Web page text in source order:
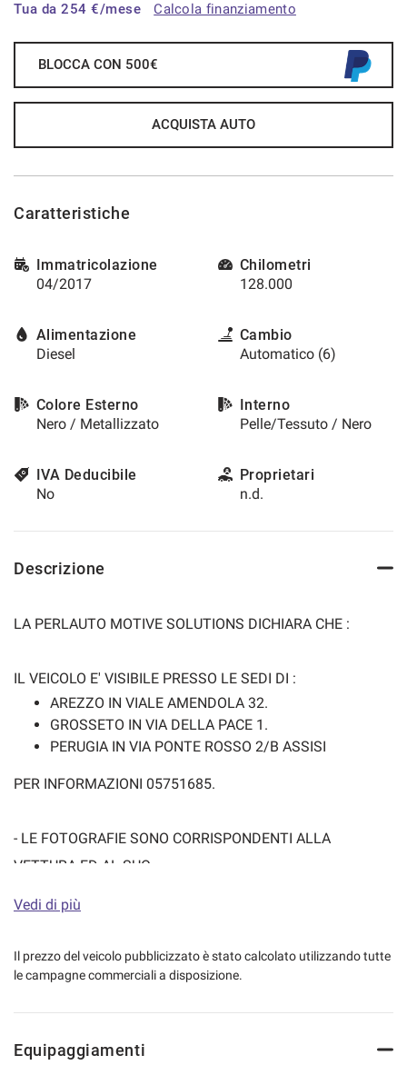
Tua da254 €/mese Calcola finanziamento
BLOCCA CON 500€
ACQUISTA AUTO
Caratteristiche
Immatricolazione
04/2017
Chilometri
128.000
Alimentazione
Diesel
Cambio
Automatico (6)
Colore Esterno
Nero / Metallizzato
Interno
Pelle/Tessuto / Nero
IVA Deducibile
No
Proprietari
n.d.
Descrizione
LA PERLAUTO MOTIVE SOLUTIONS DICHIARA CHE :
IL VEICOLO E' VISIBILE PRESSO LE SEDI DI :
AREZZO IN VIALE AMENDOLA 32.
GROSSETO IN VIA DELLA PACE 1.
PERUGIA IN VIA PONTE ROSSO 2/B ASSISI
PER INFORMAZIONI 05751685.
- LE FOTOGRAFIE SONO CORRISPONDENTI ALLA
VETTURA ED AL SUO
ATTRAVERSO LA DIRETTA WHATSAPP.
- IL CHILOMETRAGGIO E' VERIFICATO E CERTIFICATO.
COMPONENTI AD ESSI COLLEGATI, PER LA DURATA DI 1
Vedi di più
Il prezzo del veicolo pubblicizzato è stato calcolato utilizzando tutte
le campagne commerciali a disposizione.
Equipaggiamenti